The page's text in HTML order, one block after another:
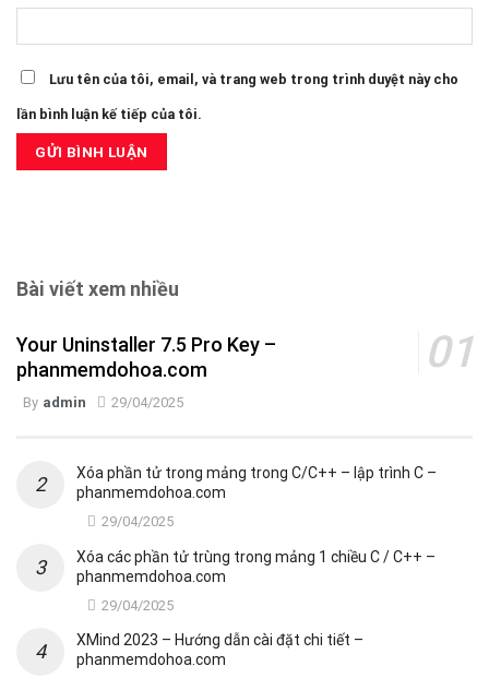
Lưu tên của tôi, email, và trang web trong trình duyệt này cho
lần bình luận kế tiếp của tôi.
Bài viết xem nhiều
Your Uninstaller 7.5 Pro Key –
phanmemdohoa.com
By admin 29/04/2025
Xóa phần tử trong mảng trong C/C++ – lập trình C –
phanmemdohoa.com
29/04/2025
Xóa các phần tử trùng trong mảng 1 chiều C / C++ –
phanmemdohoa.com
29/04/2025
XMind 2023 – Hướng dẫn cài đặt chi tiết –
phanmemdohoa.com